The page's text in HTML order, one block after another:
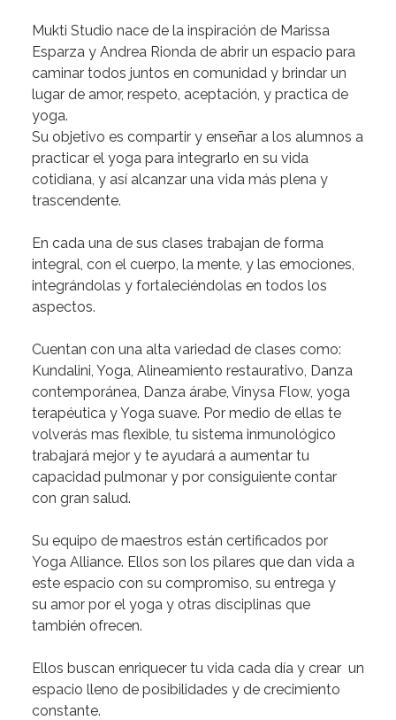
Mukti Studio nace de la inspiración de Marissa
Esparza y Andrea Rionda de abrir un espacio para
caminar todos juntos en comunidad y brindar un
lugar de amor, respeto, aceptación, y practica de
yoga.
Su objetivo es compartir y enseñar a los alumnos a
practicar el yoga para integrarlo en su vida
cotidiana, y así alcanzar una vida más plena y
trascendente.
En cada una de sus clases trabajan de forma
integral, con el cuerpo, la mente, y las emociones
integrándolas y fortaleciéndolas en todos los
aspectos.
Cuentan con una alta variedad de clases como:
Kundalini, Yoga, Alineamiento restaurativo, Danza
contemporánea, Danza árabe, Vinysa Flow, yoga
terapéutica y Yoga suave. Por medio de ellas te
volverás mas flexible, tu sistema inmunológico
trabajará mejor y te ayudará a aumentar tu
capacidad pulmonar y por consiguiente contar
con gran salud.
Su equipo de maestros están certificados por
Yoga Alliance. Ellos son los pilares que dan vida a
este espacio con su compromiso, su entrega y
su amor por el yoga y otras disciplinas que
también ofrecen.
Ellos buscan enriquecer tu vida cada día y crear un
espacio lleno de posibilidades y de crecimiento
constante.